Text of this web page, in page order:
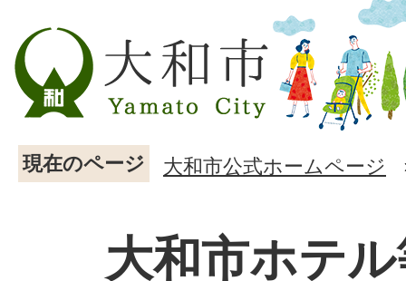
現在のページ 大和市公式ホームページ
大和市ホテ